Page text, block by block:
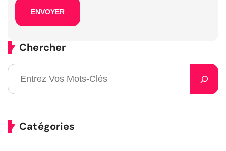
Chercher
Catégories